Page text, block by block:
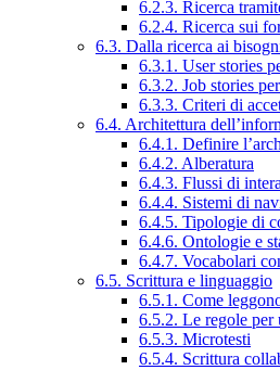
6.2.3. Ricerca
6.2.4. Ricerca sui
6.3. Dalla ricerca ai
6.3.1. User stories
6.3.2. Job stories
6.3.3. Criteri di
6.4. Architettura
6.4.1. Definire
6.4.2. Alberatura
6.4.3. Flussi di
6.4.4. Sistemi di
6.4.5. Tipologie di
6.4.6. Ontologie e
6.4.7. Vocabolari
6.5. Scrittura e linguaggio
6.5.1. Come
6.5.2. Le regole per
6.5.3. Microtesti
6.5.4. Scrittura